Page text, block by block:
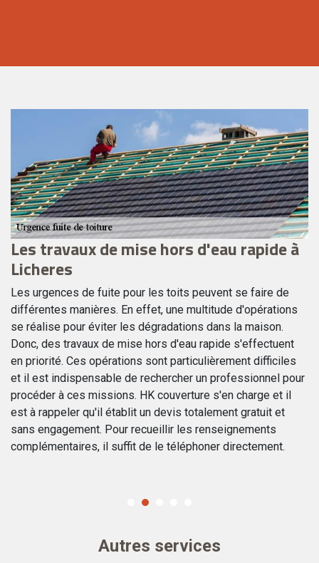
Les travaux de mise hors d'eau rapide à
Licheres
Les urgences de fuite pour les toits peuvent se faire de
différentes manières. En effet, une multitude d'opérations
se réalise pour éviter les dégradations dans la maison.
Donc, des travaux de mise hors d'eau rapide s'effectuent
en priorité. Ces opérations sont particulièrement difficiles
et il est indispensable de rechercher un professionnel pour
procéder à ces missions. HK couverture s'en charge et il
est à rappeler qu'il établit un devis totalement gratuit et
sans engagement. Pour recueillir les renseignements
complémentaires, il suffit de le téléphoner directement.
Autres services